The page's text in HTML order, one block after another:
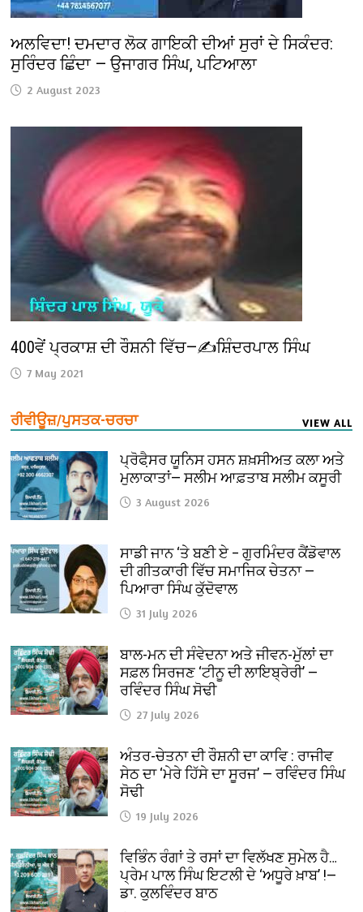
ਅਲਵਿਦਾ! ਦਮਦਾਰ ਲੋਕ ਗਾਇਕੀ ਦੀਆਂ ਸੁਰਾਂ ਦੇ ਸਿਕੰਦਰ:
ਸੁਰਿੰਦਰ ਛਿੰਦਾ — ਉਜਾਗਰ ਸਿੰਘ, ਪਟਿਆਲਾ
2 August 2023
400ਵੇਂ ਪ੍ਰਕਾਸ਼ ਦੀ ਰੌਸ਼ਨੀ ਵਿੱਚ—✍️ਸ਼ਿੰਦਰਪਾਲ ਸਿੰਘ
7 May 2021
ਰੀਵੀਊਜ਼/ਪੁਸਤਕ-ਚਰਚਾ VIEW ALL
ਪ੍ਰੋਫੈ਼ਸਰ ਯੂਨਿਸ ਹਸਨ ਸ਼ਖ਼ਸੀਅਤ ਕਲਾ ਅਤੇ
ਮੁਲਾਕਾਤਾਂ— ਸਲੀਮ ਆਫ਼ਤਾਬ ਸਲੀਮ ਕਸੂਰੀ
3 August 2026
ਸਾਡੀ ਜਾਨ ‘ਤੇ ਬਣੀ ਏ – ਗੁਰਮਿੰਦਰ ਕੈਂਡੋਵਾਲ
ਦੀ ਗੀਤਕਾਰੀ ਵਿੱਚ ਸਮਾਜਿਕ ਚੇਤਨਾ —
ਪਿਆਰਾ ਸਿੰਘ ਕੁੱਦੋਵਾਲ
31 July 2026
ਬਾਲ-ਮਨ ਦੀ ਸੰਵੇਦਨਾ ਅਤੇ ਜੀਵਨ-ਮੁੱਲਾਂ ਦਾ
ਸਫ਼ਲ ਸਿਰਜਣ ‘ਟੀਨੂ ਦੀ ਲਾਇਬ੍ਰੇਰੀ’ —
ਰਵਿੰਦਰ ਸਿੰਘ ਸੋਢੀ
27 July 2026
ਅੰਤਰ-ਚੇਤਨਾ ਦੀ ਰੌਸ਼ਨੀ ਦਾ ਕਾਵਿ : ਰਾਜੀਵ
ਸੇਠ ਦਾ ‘ਮੇਰੇ ਹਿੱਸੇ ਦਾ ਸੂਰਜ’ — ਰਵਿੰਦਰ ਸਿੰਘ
ਸੋਢੀ
19 July 2026
ਵਿਭਿੰਨ ਰੰਗਾਂ ਤੇ ਰਸਾਂ ਦਾ ਵਿਲੱਖਣ ਸੁਮੇਲ ਹੈ…
ਪ੍ਰੇਮ ਪਾਲ ਸਿੰਘ ਇਟਲੀ ਦੇ ‘ਅਧੂਰੇ ਖ਼ਾਬ’ !—
ਡਾ. ਕੁਲਵਿੰਦਰ ਬਾਠ